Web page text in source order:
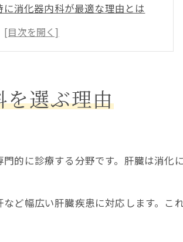
に消化器内科が最適な理由とは
肝臓疾患の早期発見をめざす
内科の専門性の違いを知る
れる肝臓の検査内容とは
う主な肝臓検査の流れとは
受ける肝臓の血液検査ポイント
を選ぶ理由
的に診療する分野です。肝臓は消化
ど幅広い肝臓疾患に対応します。こ